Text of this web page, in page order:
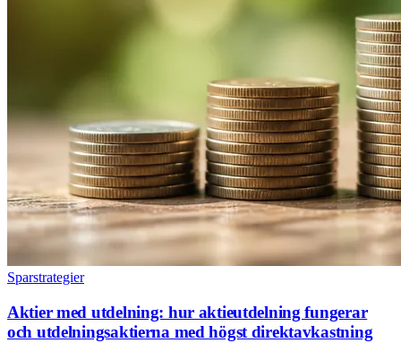
Sparstrategier
Aktier med utdelning: hur aktieutdelning fungerar
och utdelningsaktierna med högst direktavkastning